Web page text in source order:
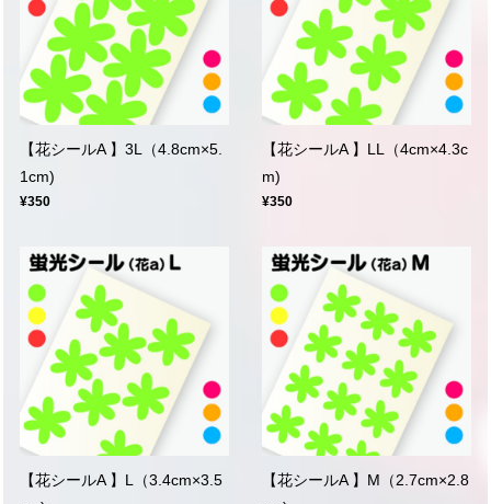
【花シールA 】3L（4.8cm×5.
1cm)
¥350
【花シールA 】LL（4cm×4.3c
m)
¥350
【花シールA 】L（3.4cm×3.5
【花シールA 】M（2.7cm×2.8